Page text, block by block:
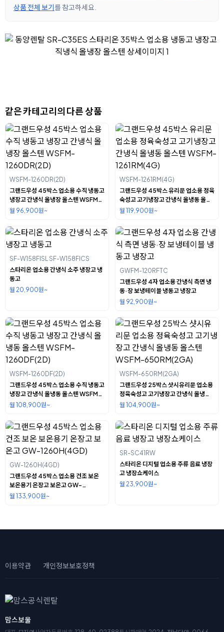
상품 전체 보기를 참고하세요.
같은 카테고리의 다른 상품
WSFM-1260DR(2D)
그랜드우성 45박스 업소용 수직 냉동고
냉장고 간냉식 올냉장 올스텐 WSFM-
1260DR(2D)
월 96,900원~
WSFM-1261RM(4G)
그랜드우성 45박스 유리문 업소용 정육
숙성고 고기냉장고 간냉식 올냉동 올스
텐 WSFM-1261RM(4G)
월 119,900원~
SF-W158FISL SF-W158FICS
스타리온 업소용 간냉식 소주 냉장고 냉
동고
월 20,900원~
GWFM-120RFTC
그랜드우성 4자 업소용 간냉식 측면 냉
동·장 보냉테이블 냉동고 냉장고
월 92,900원~
WSFM-1260DF(2D)
그랜드우성 45박스 업소용 수직 냉동고
냉장고 간냉식 올냉동 올스텐 WSFM-
1260DF(2D)
월 108,900원~
WSFM-650RM(2GA)
그랜드우성 25박스 샷시유리문 업소용
정육숙성고 고기냉장고 간냉식 올냉동
올스텐 WSFM-650RM(2GA)
월 104,900원~
GW-1260H(4GD)
그랜드우성 45박스 업소용 건조 보온
보온용기 온장고 보온고 GW-
1260H(4GD)
월 133,900원~
SR-SC41RW
스타리온 디지털 업소용 주류 음료 냉장
고 냉장쇼케이스
월 23,900원~
이용약관 개인정보보호정책
맘스보울